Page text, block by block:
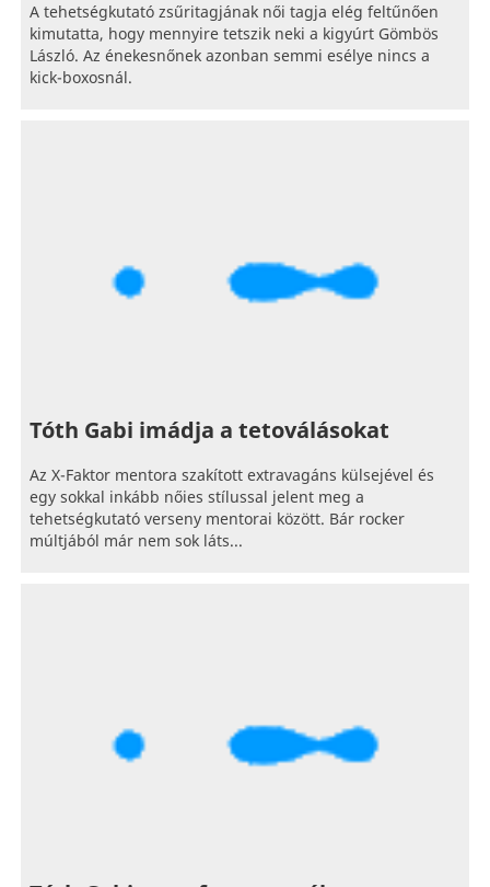
A tehetségkutató zsűritagjának női tagja elég feltűnően
kimutatta, hogy mennyire tetszik neki a kigyúrt Gömbös
László. Az énekesnőnek azonban semmi esélye nincs a
kick-boxosnál.
Tóth Gabi imádja a tetoválásokat
Az X-Faktor mentora szakított extravagáns külsejével és
egy sokkal inkább nőies stílussal jelent meg a
tehetségkutató verseny mentorai között. Bár rocker
múltjából már nem sok láts...